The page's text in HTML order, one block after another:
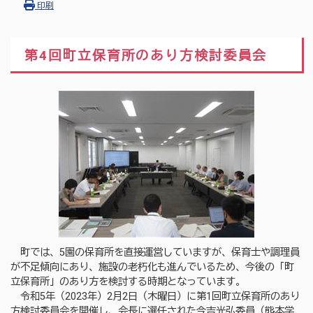
印刷
第4回町立保育所のあり方検討委員会
町では、5園の保育所を直接運営していますが、保育士や調理員
が不足傾向にあり、施設の老朽化も進んでいるため、今後の「町
立保育所」のあり方を検討する時期となっています。
令和5年（2023年）2月2日（木曜日）に第1回町立保育所のあり